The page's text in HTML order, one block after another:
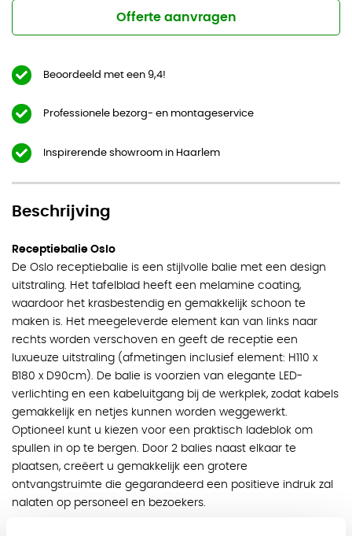
Offerte aanvragen
Beoordeeld met een 9,4!
Professionele bezorg- en montageservice
Inspirerende showroom in Haarlem
Beschrijving
Receptiebalie Oslo
De Oslo receptiebalie is een stijlvolle balie met een design
uitstraling. Het tafelblad heeft een melamine coating,
waardoor het krasbestendig en gemakkelijk schoon te
maken is. Het meegeleverde element kan van links naar
rechts worden verschoven en geeft de receptie een
luxueuze uitstraling (afmetingen inclusief element: H110 x
B180 x D90cm). De balie is voorzien van elegante LED-
verlichting en een kabeluitgang bij de werkplek, zodat kabels
gemakkelijk en netjes kunnen worden weggewerkt.
Optioneel kunt u kiezen voor een praktisch ladeblok om
spullen in op te bergen. Door 2 balies naast elkaar te
plaatsen, creëert u gemakkelijk een grotere
ontvangstruimte die gegarandeerd een positieve indruk zal
nalaten op personeel en bezoekers.